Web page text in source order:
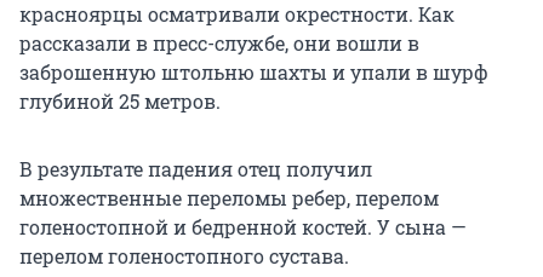
красноярцы осматривали окрестности. Как
рассказали в пресс-службе, они вошли в
заброшенную штольню шахты и упали в шурф
глубиной 25 метров.
В результате падения отец получил
множественные переломы ребер, перелом
голеностопной и бедренной костей. У сына —
перелом голеностопного сустава.